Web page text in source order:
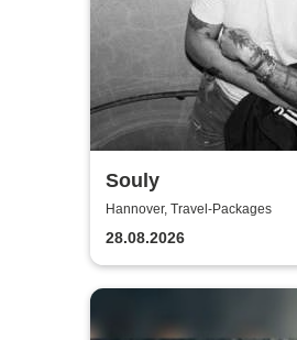
Souly
Hannover, Travel-Packages
28.08.2026